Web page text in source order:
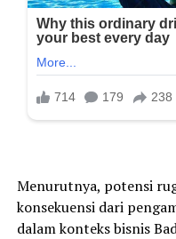
Menurutnya, potensi
konsekuensi dari
dalam konteks bisnis